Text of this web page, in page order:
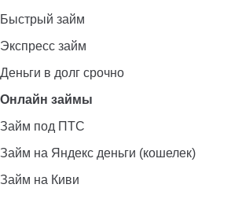
Быстрый займ
Экспресс займ
Деньги в долг срочно
Онлайн займы
Займ под ПТС
Займ на Яндекс деньги (кошелек)
Займ на Киви